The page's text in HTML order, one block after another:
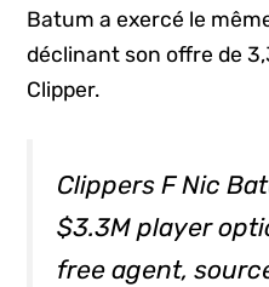
Batum a exercé le
déclinant son offre de
Clipper.
Clippers F Nic
$3.3M player
free agent,